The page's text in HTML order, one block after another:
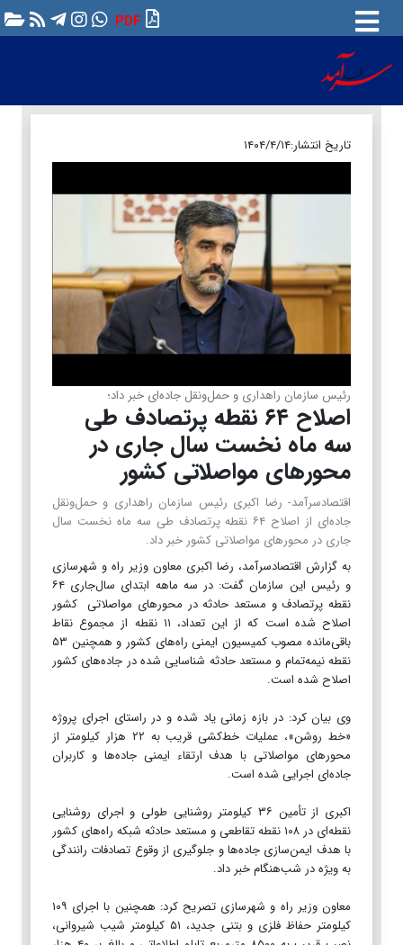
PDF
تاریخ انتشار:۱۴۰۴/۴/۱۴
رئیس سازمان راهداری و حمل‌ونقل جاده‌ای خبر داد؛
اصلاح ۶۴ نقطه پرتصادف طی
سه ماه نخست سال جاری در
محورهای مواصلاتی کشور
اقتصادسرآمد- رضا اکبری رئیس سازمان راهداری و حمل‌ونقل
جاده‌ای از اصلاح ۶۴ نقطه پرتصادف طی سه ماه نخست سال
جاری در محورهای مواصلاتی کشور خبر داد.
به گزارش اقتصادسرآمد، رضا اکبری معاون وزیر راه و شهرسازی
و رئیس این سازمان گفت: در سه ماهه ابتدای سال‌جاری ۶۴
نقطه پرتصادف و مستعد حادثه در محورهای مواصلاتی کشور
اصلاح شده است که از این تعداد، ۱۱ نقطه از مجموع نقاط
باقی‌مانده مصوب کمیسیون ایمنی راه‌های کشور و همچنین ۵۳
نقطه نیمه‌تمام و مستعد حادثه شناسایی شده در جاده‌های کشور
اصلاح شده است.
وی بیان کرد: در بازه زمانی یاد شده و در راستای اجرای پروژه
«خط روشن»، عملیات خط‌کشی قریب به ۲۲ هزار کیلومتر از
محورهای مواصلاتی با هدف ارتقاء ایمنی جاده‌ها و کاربران
جاده‌ای اجرایی شده است.
اکبری از تأمین ۳۶ کیلومتر روشنایی طولی و اجرای روشنایی
نقطه‌ای در ۱۰۸ نقطه تقاطعی و مستعد حادثه شبکه راه‌های کشور
با هدف ایمن‌سازی جاده‌ها و جلوگیری از وقوع تصادفات رانندگی
به ویژه در شب‌هنگام خبر داد.
معاون وزیر راه و شهرسازی تصریح کرد: همچنین با اجرای ۱۰۹
کیلومتر حفاظ فلزی و بتنی جدید، ۵۱ کیلومتر شیب شیروانی،